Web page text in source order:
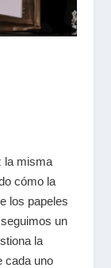
la misma
cómo la
los papeles
un
la
cada uno